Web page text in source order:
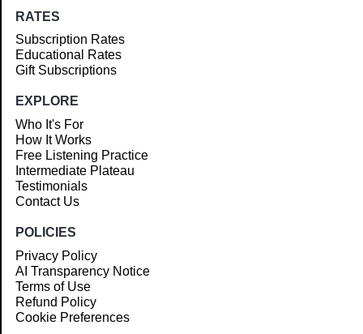
RATES
Subscription Rates
Educational Rates
Gift Subscriptions
EXPLORE
Who It's For
How It Works
Free Listening Practice
Intermediate Plateau
Testimonials
Contact Us
POLICIES
Privacy Policy
AI Transparency Notice
Terms of Use
Refund Policy
Cookie Preferences